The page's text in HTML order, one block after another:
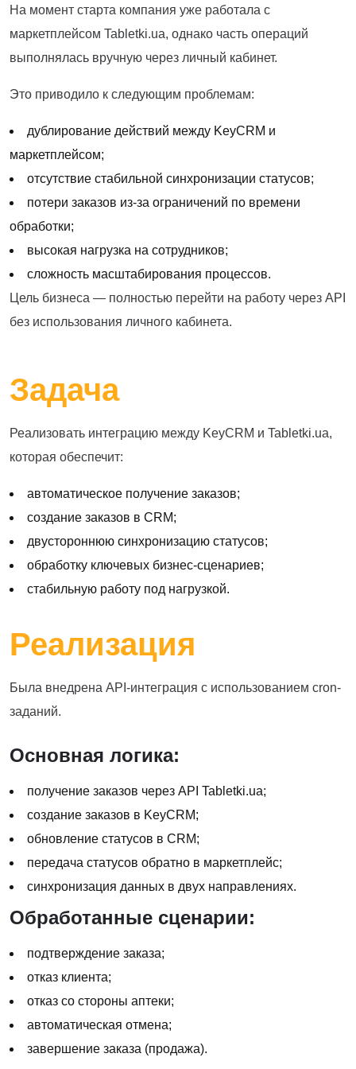
На момент старта компания уже работала с
маркетплейсом Tabletki.ua, однако часть операций
выполнялась вручную через личный кабинет.
Это приводило к следующим проблемам:
дублирование действий между KeyCRM и
маркетплейсом;
отсутствие стабильной синхронизации статусов;
потери заказов из-за ограничений по времени
обработки;
высокая нагрузка на сотрудников;
сложность масштабирования процессов.
Цель бизнеса — полностью перейти на работу через API
без использования личного кабинета.
Задача
Реализовать интеграцию между KeyCRM и Tabletki.ua,
которая обеспечит:
автоматическое получение заказов;
создание заказов в CRM;
двустороннюю синхронизацию статусов;
обработку ключевых бизнес-сценариев;
стабильную работу под нагрузкой.
Реализация
Была внедрена API-интеграция с использованием cron-
заданий.
Основная логика:
получение заказов через API Tabletki.ua;
создание заказов в KeyCRM;
обновление статусов в CRM;
передача статусов обратно в маркетплейс;
синхронизация данных в двух направлениях.
Обработанные сценарии:
подтверждение заказа;
отказ клиента;
отказ со стороны аптеки;
автоматическая отмена;
завершение заказа (продажа).